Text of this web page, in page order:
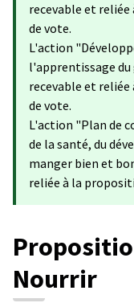
recevable et reliée
de vote.
L'action
l'apprentissage du
recevable et reliée
de vote.
L'action "Plan de
de la santé, du
manger bien et
reliée à la
Nourrir